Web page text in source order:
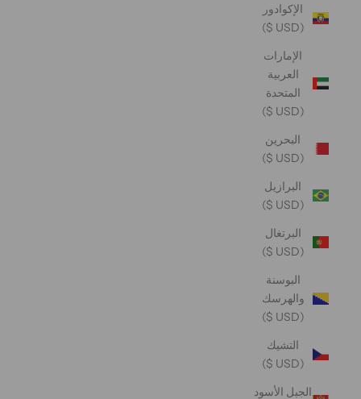
الإكوادور
(USD $)
الإمارات
العربية
المتحدة
(USD $)
البحرين
(USD $)
البرازيل
(USD $)
البرتغال
(USD $)
البوسنة
والهرسك
(USD $)
التشيك
(USD $)
الجبل الأسود